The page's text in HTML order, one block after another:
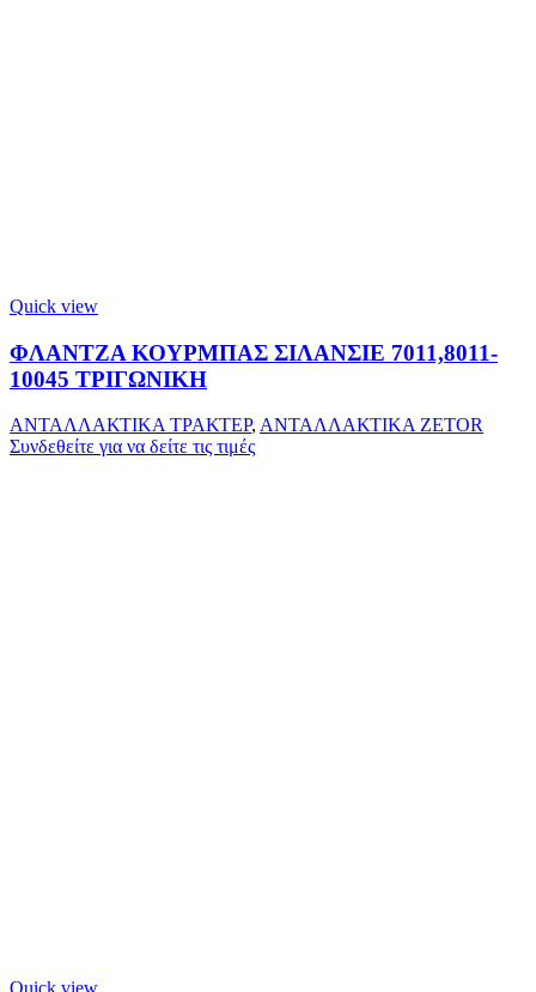
Quick view
ΦΛΑΝΤΖΑ ΚΟΥΡΜΠΑΣ ΣΙΛΑΝΣΙΕ 7011,8011-
10045 ΤΡΙΓΩΝΙΚΗ
ΑΝΤΑΛΛΑΚΤΙΚΑ ΤΡΑΚΤΕΡ, ΑΝΤΑΛΛΑΚΤΙΚΑ ZETOR
Συνδεθείτε για να δείτε τις τιμές